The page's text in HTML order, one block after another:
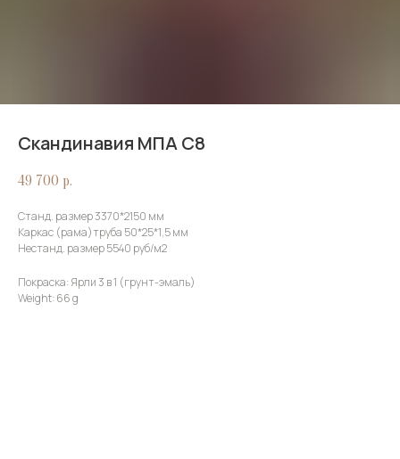
Скандинавия МПА С8
49 700 р.
Станд. размер 3370*2150 мм
Каркас (рама)труба 50*25*1,5 мм
Нестанд. размер 5540 руб/м2
Покраска: Ярли 3 в 1 (грунт-эмаль)
Weight: 66 g